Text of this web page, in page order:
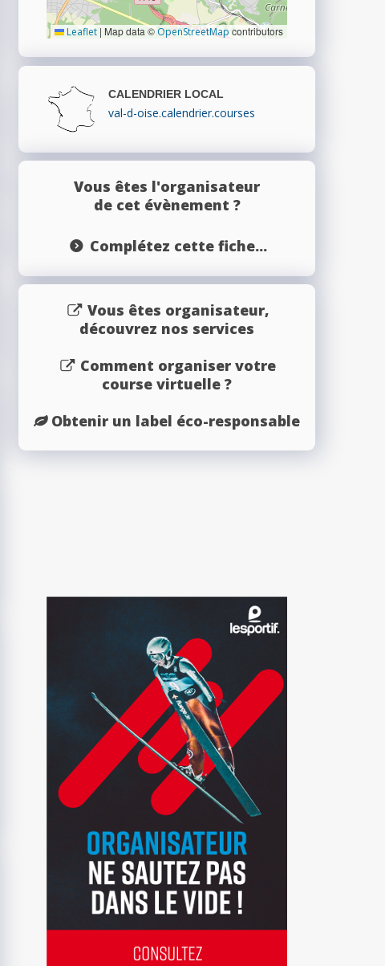
Leaflet | Map data © OpenStreetMap contributors
CALENDRIER LOCAL
val-d-oise.calendrier.courses
Vous êtes l'organisateur
de cet évènement ?
Complétez cette fiche...
Vous êtes organisateur,
découvrez nos services
Comment organiser votre
course virtuelle ?
Obtenir un label éco-responsable